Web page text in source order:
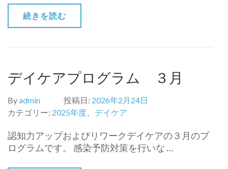
続きを読む
デイケアプログラム ３月
Byadmin 投稿日: 2026年2月24日
カテゴリー: 2025年度 デイケア
認知力アップおよびリワークデイケアの３月のプ
ログラムです。 感染予防対策を行いな …